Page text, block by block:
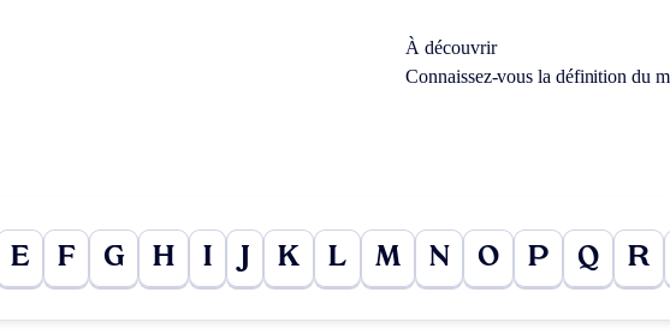
À découvrir
Connaissez-vous la définition du
E F G H I J K L M N O P Q R